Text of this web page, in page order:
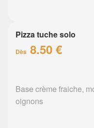
Pizza tuche solo
Dès 8.50 €
Base crème fraiche,
oignons